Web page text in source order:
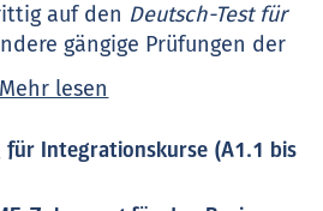
auf den Deutsch-Test für
gängige Prüfungen der
vor.
wurde jetzt vom BAMF für den
B2zugelassen. Im
Integrationskurs können die
Mehr lesen
für Integrationskurse (A1.1 bis